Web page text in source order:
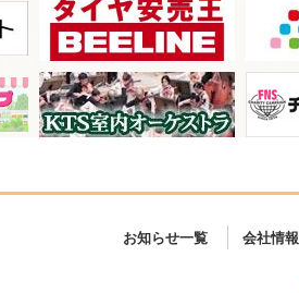
お知らせ一覧 会社情報